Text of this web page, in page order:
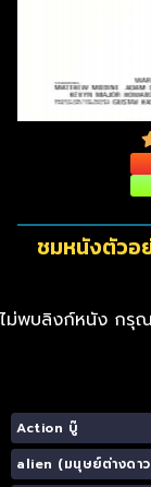
ชมหนังตัวอ
ไม่พบลิงก์หนัง กรุ
Action บู๊
alien (มนุษย์ต่างดา